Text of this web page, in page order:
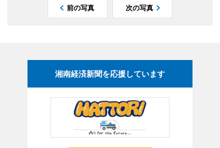
前の写真 次の写真
湘南経済新聞を応援しています